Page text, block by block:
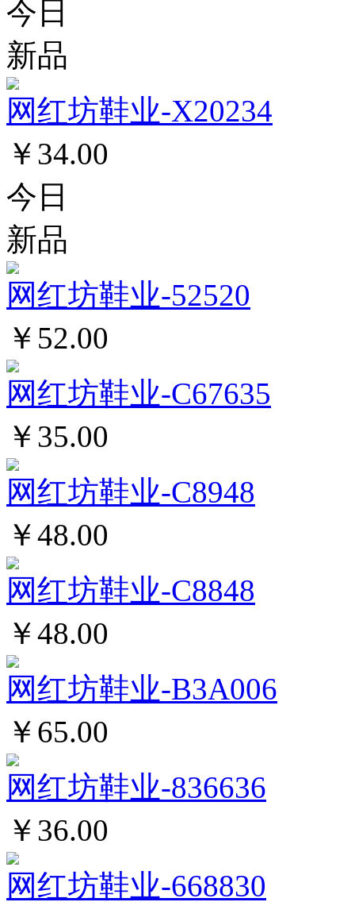
今日
新品
网红坊鞋业-X20234
￥34.00
今日
新品
网红坊鞋业-52520
￥52.00
网红坊鞋业-C67635
￥35.00
网红坊鞋业-C8948
￥48.00
网红坊鞋业-C8848
￥48.00
网红坊鞋业-B3A006
￥65.00
网红坊鞋业-836636
￥36.00
网红坊鞋业-668830